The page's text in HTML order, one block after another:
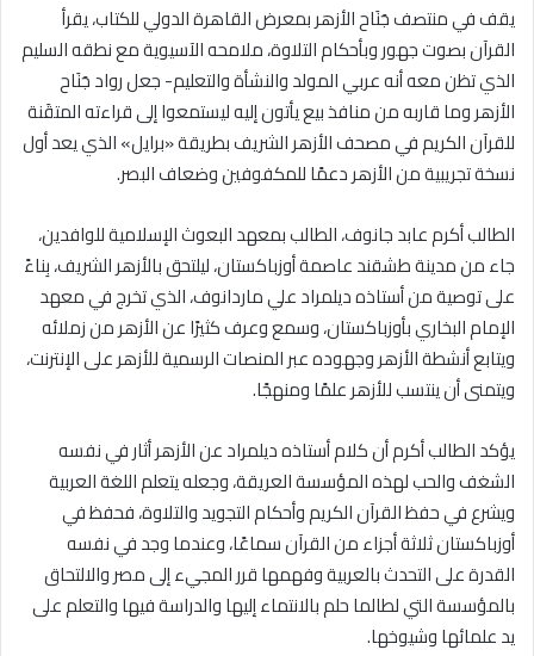
يقف في منتصف جَنَاح الأزهر بمعرض القاهرة الدولي للكتاب، يقرأ
القرآن بصوت جهور وبأحكام التلاوة، ملامحه الآسيوية مع نطقه السليم
الذي تظن معه أنه عربي المولد والنشأة والتعليم- جعل رواد جَنَاح
الأزهر وما قاربه من منافذ بيع يأتون إليه ليستمعوا إلى قراءته المتقَنة
للقرآن الكريم في مصحف الأزهر الشريف بطريقة «برايل» الذي يعد أول
نسخة تجريبية من الأزهر دعمًا للمكفوفين وضعاف البصر.
الطالب أكرم عابد جانوف، الطالب بمعهد البعوث الإسلامية للوافدين،
جاء من مدينة طشقند عاصمة أوزباكستان، ليلتحق بالأزهر الشريف، بِناءً
على توصية من أستاذه ديلمراد علي ماردانوف، الذي تخرج في معهد
الإمام البخاري بأوزباكستان، وسمع وعرف كثيرًا عن الأزهر من زملائه
ويتابع أنشطة الأزهر وجهوده عبر المنصات الرسمية للأزهر على الإنترنت،
ويتمنى أن ينتسب للأزهر علمًا ومنهجًا.
يؤكد الطالب أكرم أن كلام أستاذه ديلمراد عن الأزهر أثار في نفسه
الشغف والحب لهذه المؤسسة العريقة، وجعله يتعلم اللغة العربية
ويشرع في حفظ القرآن الكريم وأحكام التجويد والتلاوة، فحفظ في
أوزباكستان ثلاثة أجزاء من القرآن سماعًا، وعندما وجد في نفسه
القدرة على التحدث بالعربية وفهمها قرر المجيء إلى مصر والالتحاق
بالمؤسسة التي لطالما حلم بالانتماء إليها والدراسة فيها والتعلم على
يد علمائها وشيوخها.